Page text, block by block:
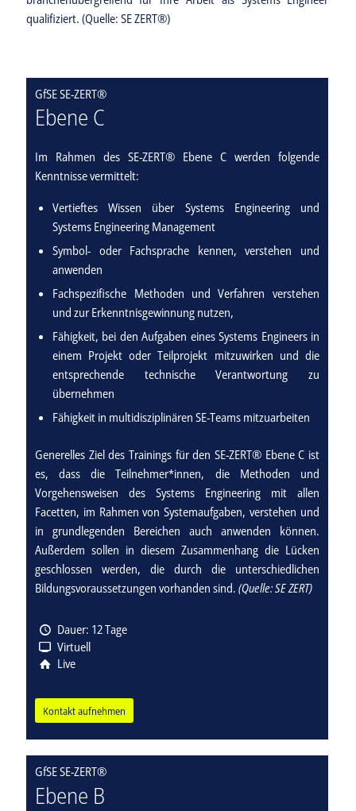
qualifiziert. (Quelle: SE ZERT®)
GfSE SE-ZERT®
Ebene C
Im Rahmen des SE-ZERT® Ebene C werden folgende
Kenntnisse vermittelt:
Vertieftes Wissen über Systems Engineering und
Systems Engineering Management
Symbol- oder Fachsprache kennen, verstehen und
anwenden
Fachspezifische Methoden und Verfahren verstehen
und zur Erkenntnisgewinnung nutzen,
Fähigkeit, bei den Aufgaben eines Systems Engineers in
einem Projekt oder Teilprojekt mitzuwirken und die
entsprechende technische Verantwortung zu
übernehmen
Fähigkeit in multidisziplinären SE-Teams mitzuarbeiten
Generelles Ziel des Trainings für den SE-ZERT® Ebene C ist
es, dass die Teilnehmer*innen, die Methoden und
Vorgehensweisen des Systems Engineering mit allen
Facetten, im Rahmen von Systemaufgaben, verstehen und
in grundlegenden Bereichen auch anwenden können.
Außerdem sollen in diesem Zusammenhang die Lücken
geschlossen werden, die durch die unterschiedlichen
Bildungsvoraussetzungen vorhanden sind.(Quelle: SE ZERT)
Dauer: 12 Tage
Virtuell
Live
Kontakt aufnehmen
GfSE SE-ZERT®
Ebene B